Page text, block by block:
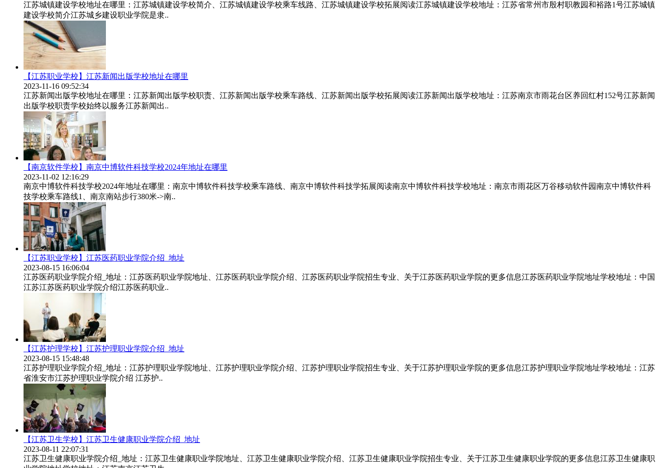
江苏城镇建设学校地址在哪里：江苏城镇建设学校简介、江苏城镇建设学校乘车线路、江苏城镇建设学校拓展阅读江苏城镇建设学校地址：江苏省常州市殷村职教园和裕路1号江苏城镇
建设学校简介江苏城乡建设职业学院是隶..
【江苏职业学校】江苏新闻出版学校地址在哪里
2023-11-16 09:52:34
江苏新闻出版学校地址在哪里：江苏新闻出版学校职责、江苏新闻出版学校乘车路线、江苏新闻出版学校拓展阅读江苏新闻出版学校地址：江苏南京市雨花台区养回红村152号江苏新闻
出版学校职责学校始终以服务江苏新闻出..
【南京软件学校】南京中博软件科技学校2024年地址在哪里
2023-11-02 12:16:29
南京中博软件科技学校2024年地址在哪里：南京中博软件科技学校乘车路线、南京中博软件科技学拓展阅读南京中博软件科技学校地址：南京市雨花区万谷移动软件园南京中博软件科
技学校乘车路线1、南京南站步行380米->南..
【江苏职业学校】江苏医药职业学院介绍_地址
2023-08-15 16:06:04
江苏医药职业学院介绍_地址：江苏医药职业学院地址、江苏医药职业学院介绍、江苏医药职业学院招生专业、关于江苏医药职业学院的更多信息江苏医药职业学院地址学校地址：中国
江苏江苏医药职业学院介绍江苏医药职业..
【江苏护理学校】江苏护理职业学院介绍_地址
2023-08-15 15:48:48
江苏护理职业学院介绍_地址：江苏护理职业学院地址、江苏护理职业学院介绍、江苏护理职业学院招生专业、关于江苏护理职业学院的更多信息江苏护理职业学院地址学校地址：江苏
省淮安市江苏护理职业学院介绍 江苏护..
【江苏卫生学校】江苏卫生健康职业学院介绍_地址
2023-08-11 22:07:31
江苏卫生健康职业学院介绍_地址：江苏卫生健康职业学院地址、江苏卫生健康职业学院介绍、江苏卫生健康职业学院招生专业、关于江苏卫生健康职业学院的更多信息江苏卫生健康职